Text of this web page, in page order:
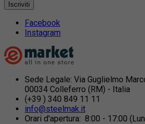
Iscriviti
Facebook
Instagram
Sede Legale: Via Guglielmo
00034 Colleferro (RM) - Italia
(+39 ) 340 849 11 11
info@steelmak.it
Orari d'apertura: 8:00 - 17:00